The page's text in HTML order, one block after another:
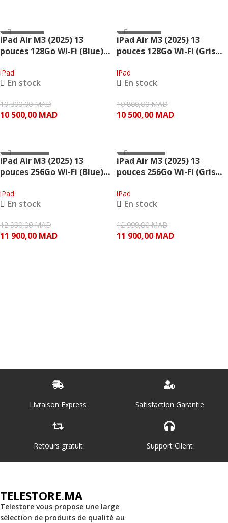
- 300.00 MAD
iPad Air M3 (2025) 13
pouces 128Go Wi-Fi (Blue) –
iPad
En stock
10 800,00MAD
10 500,00 MAD
- 300.00 MAD
iPad Air M3 (2025) 13
pouces 128Go Wi-Fi (Gris
iPad
En stock
10 800,00MAD
10 500,00 MAD
- 1,090.00 MAD
iPad Air M3 (2025) 13
pouces 256Go Wi-Fi (Blue) –
iPad
En stock
12 990,00MAD
11 900,00 MAD
- 1,090.00 MAD
iPad Air M3 (2025) 13
pouces 256Go Wi-Fi (Gris
iPad
En stock
12 990,00MAD
11 900,00 MAD
Livraison Express Satisfaction Garantie
Retours gratuit Support Client
TELESTORE.MA
Telestore vous propose une large
sélection de produits de qualité au